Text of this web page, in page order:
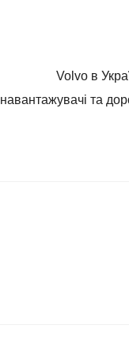
Volvo в
навантажувачі та